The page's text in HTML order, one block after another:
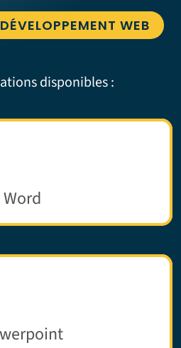
WEB
disponibles :
Word